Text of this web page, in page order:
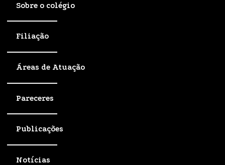
Sobre o colégio
Filiação
Áreas de Atuação
Pareceres
Publicações
Notícias